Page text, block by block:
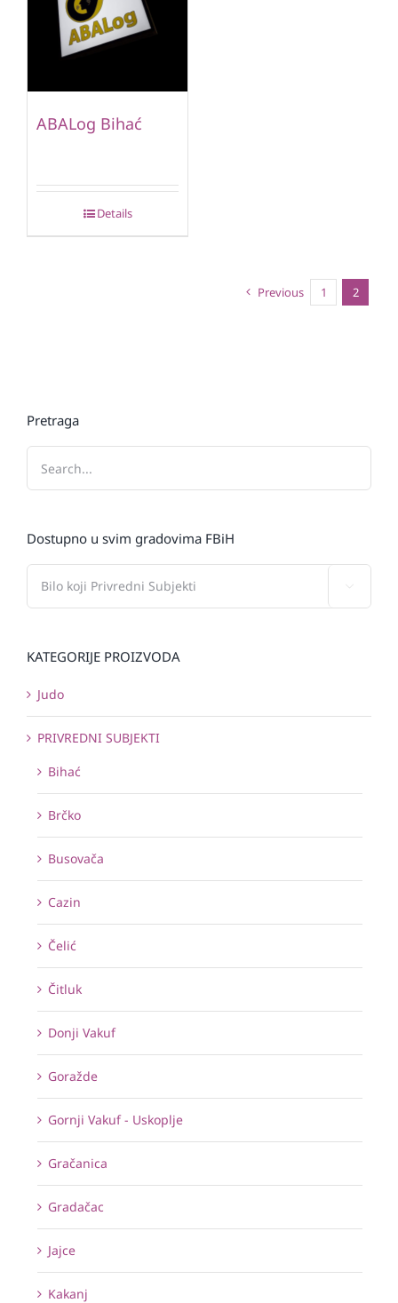
ABALog Bihać
Details
Previous 1 2
Pretraga
Dostupno u svim gradovima FBiH
KATEGORIJE PROIZVODA
Judo
PRIVREDNI SUBJEKTI
Bihać
Brčko
Busovača
Cazin
Čelić
Čitluk
Donji Vakuf
Goražde
Gornji Vakuf - Uskoplje
Gračanica
Gradačac
Jajce
Kakanj